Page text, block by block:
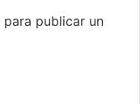
para publicar un